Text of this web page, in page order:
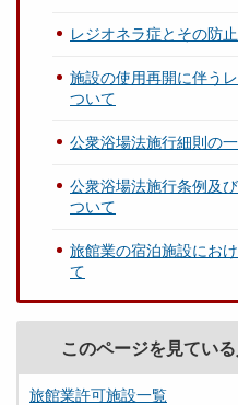
レジオネラ症とその防
施設の使用再開に伴う
ついて
公衆浴場法施行細則の
公衆浴場法施行条例及
ついて
旅館業の宿泊施設にお
て
このページを見てい
旅館業許可施設一覧